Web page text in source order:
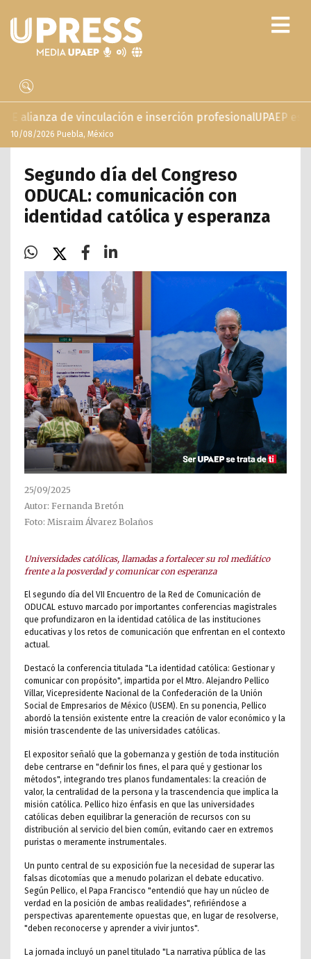
e inserción profesionalUPAEP estrena ‘Volar’,
10/08/2026 Puebla, México
Segundo día del Congreso
ODUCAL: comunicación con
identidad católica y esperanza
25/09/2025
Autor: Fernanda Bretón
Foto: Misraim Álvarez Bolaños
Universidades católicas, llamadas a fortalecer su rol mediático
frente a la posverdad y comunicar con esperanza
El segundo día del VII Encuentro de la Red de Comunicación de
ODUCAL estuvo marcado por importantes conferencias magistrales
que profundizaron en la identidad católica de las instituciones
educativas y los retos de comunicación que enfrentan en el contexto
actual.
Destacó la conferencia titulada "La identidad católica: Gestionar y
comunicar con propósito", impartida por el Mtro. Alejandro Pellico
Villar, Vicepresidente Nacional de la Confederación de la Unión
Social de Empresarios de México (USEM). En su ponencia, Pellico
abordó la tensión existente entre la creación de valor económico y la
misión trascendente de las universidades católicas.
El expositor señaló que la gobernanza y gestión de toda institución
debe centrarse en "definir los fines, el para qué y gestionar los
métodos", integrando tres planos fundamentales: la creación de
valor, la centralidad de la persona y la trascendencia que implica la
misión católica. Pellico hizo énfasis en que las universidades
católicas deben equilibrar la generación de recursos con su
distribución al servicio del bien común, evitando caer en extremos
puristas o meramente instrumentales.
Un punto central de su exposición fue la necesidad de superar las
falsas dicotomías que a menudo polarizan el debate educativo.
Según Pellico, el Papa Francisco "entendió que hay un núcleo de
verdad en la posición de ambas realidades", refiriéndose a
perspectivas aparentemente opuestas que, en lugar de resolverse,
"deben reconocerse y aprender a vivir juntos".
La jornada incluyó un panel titulado "La narrativa pública de las